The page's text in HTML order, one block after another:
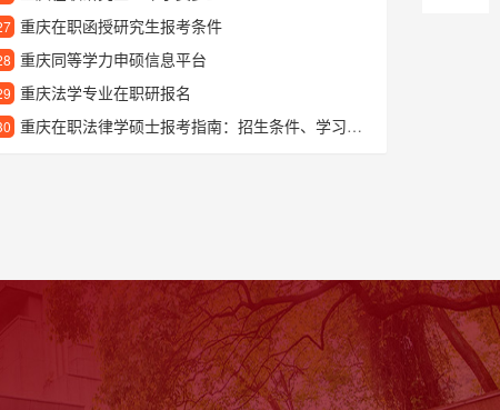
重庆在职函授研究生报考条件
重庆同等学力申硕信息平台
重庆法学专业在职研报名
重庆在职法律学硕士报考指南：招生条件、学习优势与就业前景解析